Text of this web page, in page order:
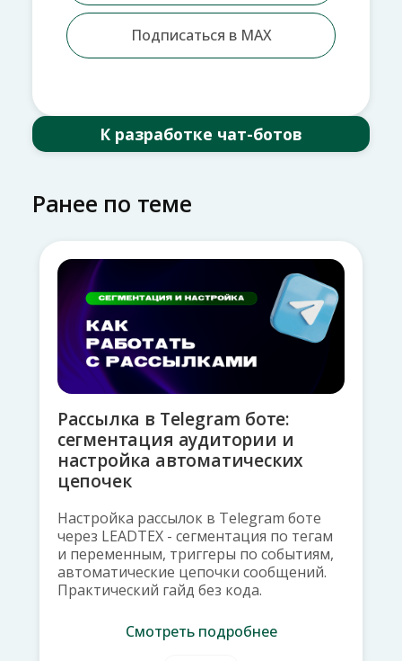
Подписаться в MAX
К разработке чат-ботов
Ранее по теме
Рассылка в Telegram боте:
сегментация аудитории и
настройка автоматических
цепочек
Настройка рассылок в Telegram боте
через LEADTEX - сегментация по тегам
и переменным, триггеры по событиям,
автоматические цепочки сообщений.
Практический гайд без кода.
Смотреть подробнее